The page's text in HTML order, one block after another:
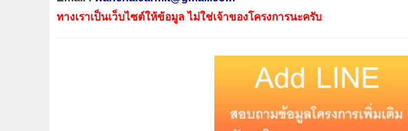
ทางเราเป็นเว็บไซต์ให้ข้อมูล ไม่ใช่เจ้าของโครงการนะครับ